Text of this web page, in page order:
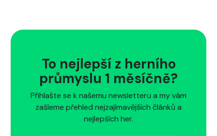
To nejlepší z herního
průmyslu 1 měsíčně?
Přihlašte se k našemu newsletteru a my vám
zašleme přehled nejzajímavějších článků a
nejlepších her.